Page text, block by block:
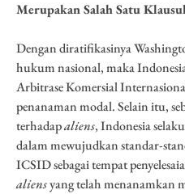
Merupakan Salah Satu
Dengan diratifikasinya
hukum nasional, maka
Arbitrase Komersial
penanaman modal. Selain itu,
terhadapaliens, Indonesia selaku
dalam mewujudkan standar-
ICSID sebagai tempat
aliensyang telah menanamkan